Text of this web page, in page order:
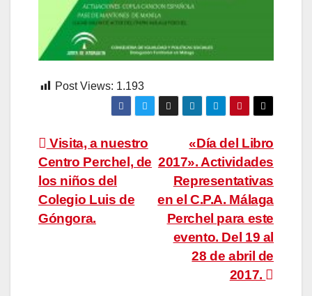
Post Views: 1.193
Navegación
de
entradas
«Día del Libro
2017». Actividades
Representativas
en el C.P.A. Málaga
Perchel para este
evento. Del 19 al
28 de abril de
2017.
Visita, a nuestro
Centro Perchel, de
los niños del
Colegio Luis de
Góngora.